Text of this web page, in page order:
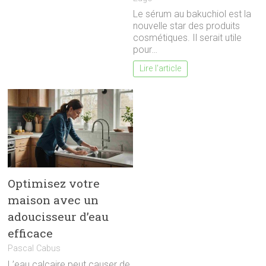
Le sérum au bakuchiol est la
nouvelle star des produits
cosmétiques. Il serait utile
pour…
Lire l'article
Optimisez votre
maison avec un
adoucisseur d’eau
efficace
Pascal Cabus